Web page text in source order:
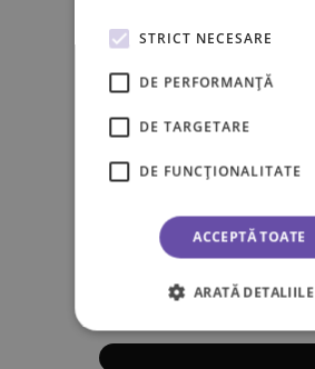
STRICT NECESARE
DE PERFORMANȚĂ
DE TARGETARE
DE FUNCŢIONALITATE
ACCEPTĂ TOATE
ARATĂ DETALIILE